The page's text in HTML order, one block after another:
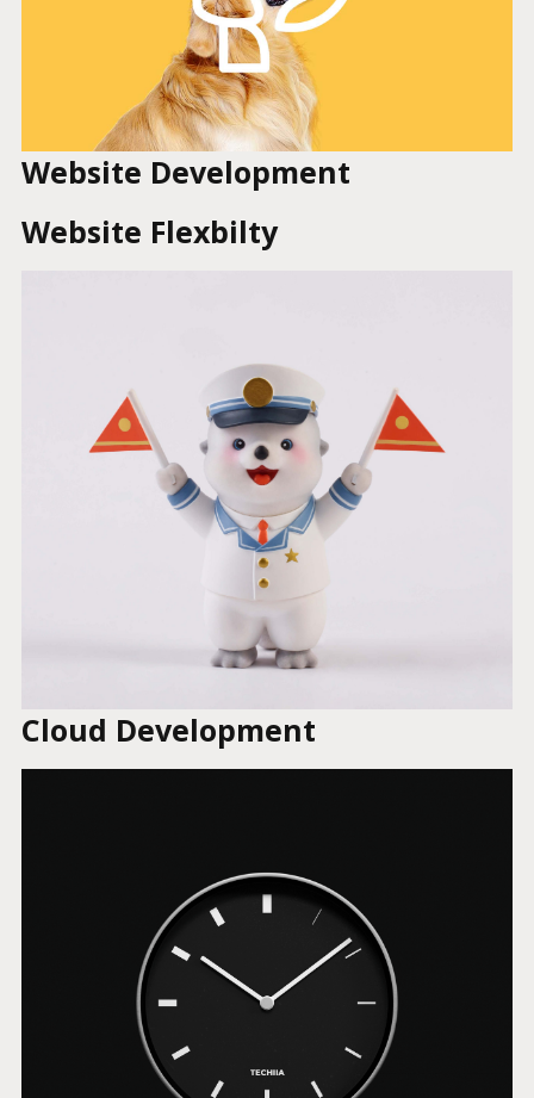
Website Development
Website Flexbilty
Cloud Development